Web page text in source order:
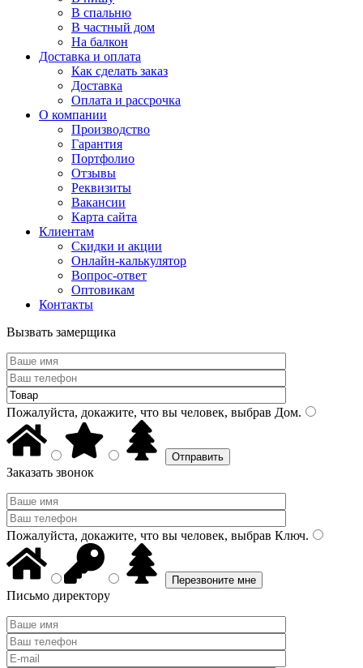
В спальню
В частный дом
На балкон
Доставка и оплата
Как сделать заказ
Доставка
Оплата и рассрочка
О компании
Производство
Гарантия
Портфолио
Отзывы
Реквизиты
Вакансии
Карта сайта
Клиентам
Скидки и акции
Онлайн-калькулятор
Вопрос-ответ
Оптовикам
Контакты
Вызвать замерщика
Пожалуйста, докажите, что вы человек, выбрав Дом.
Заказать звонок
Пожалуйста, докажите, что вы человек, выбрав Ключ.
Письмо директору